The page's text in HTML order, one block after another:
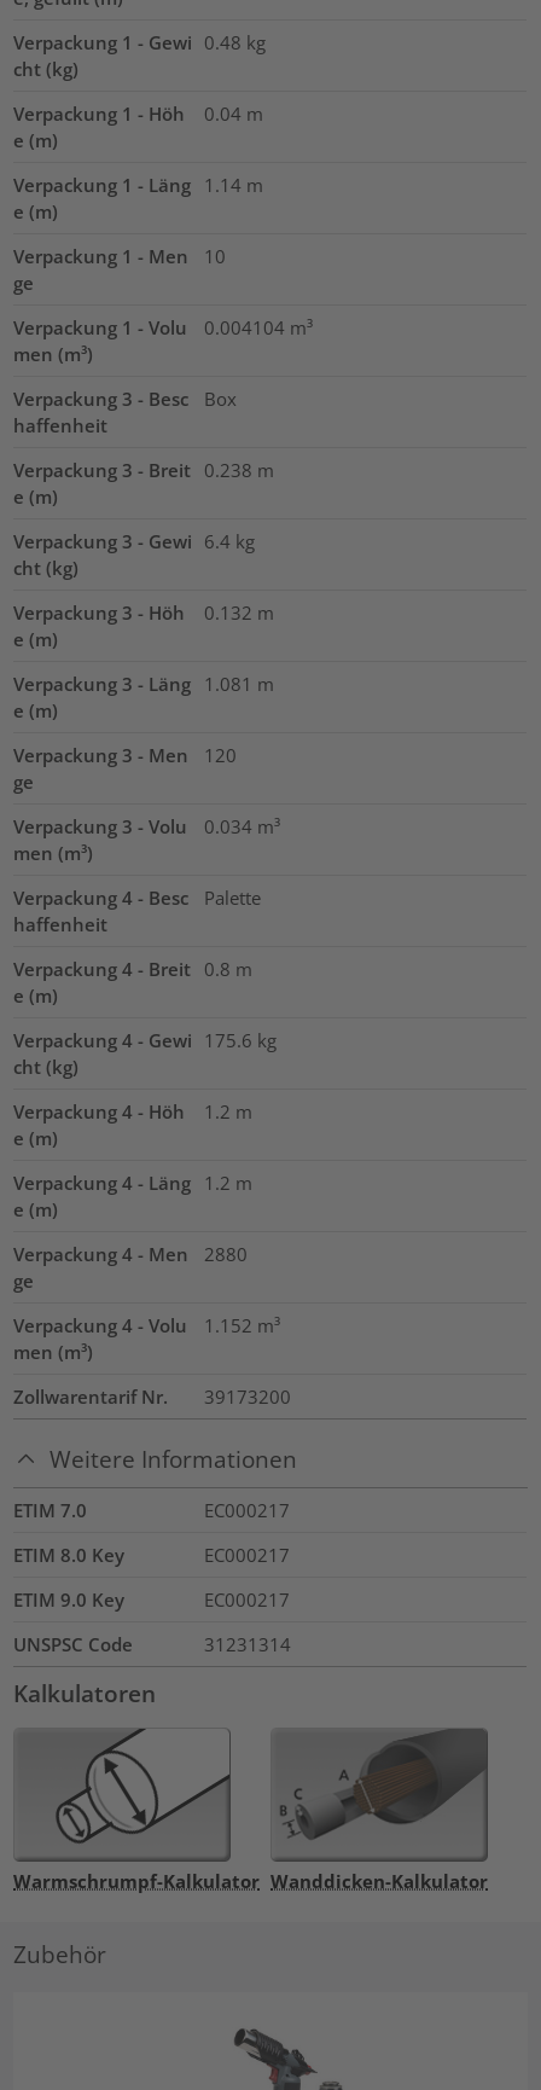
Verpackung 1 - Gewi
cht (kg)
0.48 kg
Verpackung 1 - Höh
e (m)
0.04 m
Verpackung 1 - Läng
e (m)
1.14 m
Verpackung 1 - Men
ge
10
Verpackung 1 - Volu
men (m³)
0.004104 m³
Verpackung 3 - Besc
haffenheit
Box
Verpackung 3 - Breit
e (m)
0.238 m
Verpackung 3 - Gewi
cht (kg)
6.4 kg
Verpackung 3 - Höh
e (m)
0.132 m
Verpackung 3 - Läng
e (m)
1.081 m
Verpackung 3 - Men
ge
120
Verpackung 3 - Volu
men (m³)
0.034 m³
Verpackung 4 - Besc
haffenheit
Palette
Verpackung 4 - Breit
e (m)
0.8 m
Verpackung 4 - Gewi
cht (kg)
175.6 kg
Verpackung 4 - Höh
e (m)
1.2 m
Verpackung 4 - Läng
e (m)
1.2 m
Verpackung 4 - Men
ge
2880
Verpackung 4 - Volu
men (m³)
1.152 m³
Zollwarentarif Nr. 39173200
Weitere Informationen
ETIM 7.0
EC000217
ETIM 8.0 Key
EC000217
ETIM 9.0 Key
EC000217
UNSPSC Code
31231314
Kalkulatoren
Warmschrumpf-Kalkulator Wanddicken-Kalkulator
Zubehör